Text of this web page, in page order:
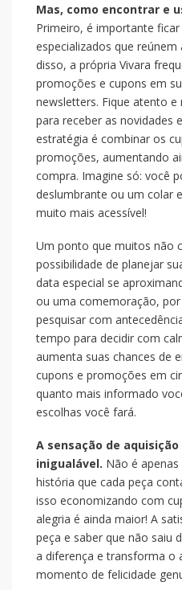
Mas, como encontrar e
Primeiro, é importante
especializados que
disso, a própria Vivara
promoções e cupons em
newsletters. Fique atento e
para receber as novidades
estratégia é combinar os
promoções, aumentando
compra. Imagine só: você
deslumbrante ou um colar
muito mais acessível!
Um ponto que muitos não
possibilidade de planejar
data especial se
ou uma comemoração,
pesquisar com
tempo para decidir com
aumenta suas chances de
cupons e promoções em
quanto mais informado
escolhas você fará.
A sensação de
inigualável. Não é
história que cada peça
isso economizando com
alegria é ainda maior! A
peça e saber que não saiu
a diferença e transforma o
momento de felicidade